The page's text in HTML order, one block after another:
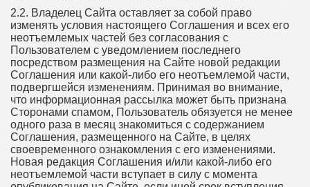
2.2. Владелец Сайта оставляет за собой право
изменять условия настоящего Соглашения и всех его
неотъемлемых частей без согласования с
Пользователем с уведомлением последнего
посредством размещения на Сайте новой редакции
Соглашения или какой-либо его неотъемлемой части,
подвергшейся изменениям. Принимая во внимание,
что информационная рассылка может быть признана
Сторонами спамом, Пользователь обязуется не менее
одного раза в месяц знакомиться с содержанием
Соглашения, размещенного на Сайте, в целях
своевременного ознакомления с его изменениями.
Новая редакция Соглашения и/или какой-либо его
неотъемлемой части вступает в силу с момента